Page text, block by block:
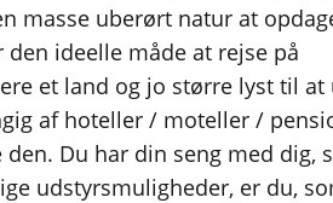
masse uberørt natur at
den ideelle måde at rejse på
et land og jo større lyst til
af hoteller / moteller /
den. Du har din seng med
udstyrsmuligheder, er du,